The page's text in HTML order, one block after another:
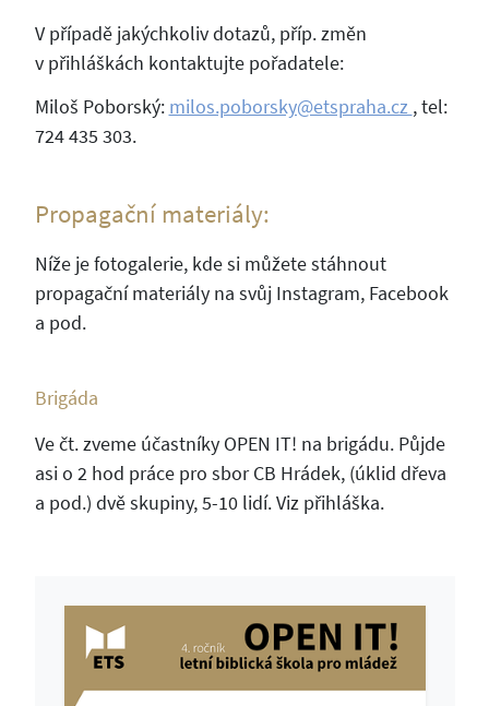
V případě jakýchkoliv dotazů, příp. změn
v přihláškách kontaktujte pořadatele:
Miloš Poborský: milos.poborsky@etspraha.cz , tel:
724 435 303.
Propagační materiály:
Níže je fotogalerie, kde si můžete stáhnout
propagační materiály na svůj Instagram, Facebook
a pod.
Brigáda
Ve čt. zveme účastníky OPEN IT! na brigádu. Půjde
asi o 2 hod práce pro sbor CB Hrádek, (úklid dřeva
a pod.) dvě skupiny, 5-10 lidí. Viz přihláška.